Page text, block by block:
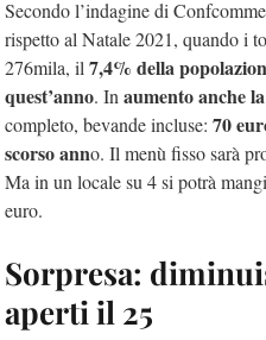
Secondo l’indagine di
rispetto al Natale 2021, quando i
276mila, il 7,4% della
quest’anno. In aumento anche
completo, bevande incluse: 70
scorso anno. Il menù fisso sarà
Ma in un locale su 4 si potrà
euro.
Sorpresa:
aperti il 25